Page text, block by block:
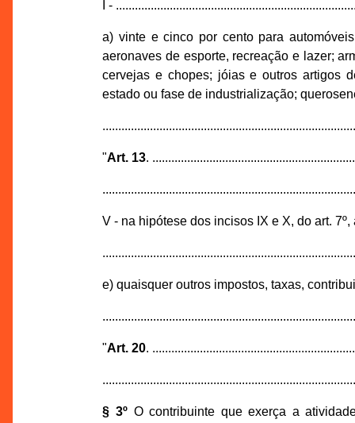
I -
a) vinte e cinco por cento para
aeronaves de esporte, recreação e lazer;
cervejas e chopes; jóias e outros artigos
estado ou fase de industrialização;
"Art. 13.
V - na hipótese dos incisos IX e X, do art.
e) quaisquer outros impostos, taxas,
"Art. 20.
§ 3ºO contribuinte que exerça a